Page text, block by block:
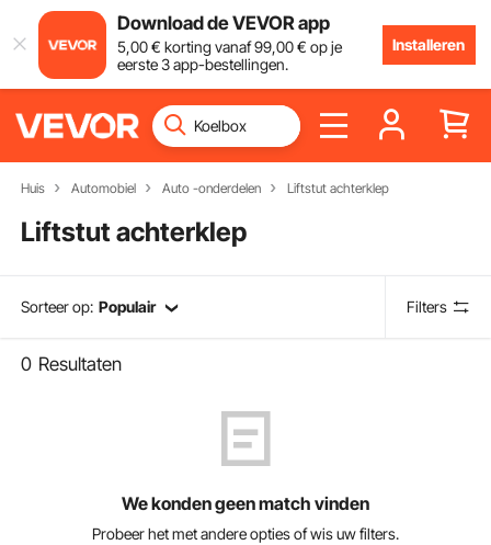
Download de VEVOR app
5,00€ korting vanaf99,00€ op je
eerste 3 app-bestellingen.
Installeren
Huis Automobiel Auto -onderdelen Liftstut achterklep
Liftstut achterklep
Sorteer op: Populair Filters
0 Resultaten
We konden geen match vinden
Probeer het met andere opties of wis uw filters.